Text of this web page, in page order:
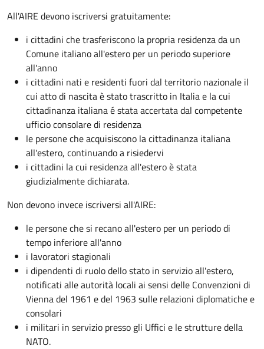
All'AIRE devono iscriversi gratuitamente:
i cittadini che trasferiscono la propria residenza da un
Comune italiano all'estero per un periodo superiore
all'anno
i cittadini nati e residenti fuori dal territorio nazionale il
cui atto di nascita è stato trascritto in Italia e la cui
cittadinanza italiana é stata accertata dal competente
ufficio consolare di residenza
le persone che acquisiscono la cittadinanza italiana
all'estero, continuando a risiedervi
i cittadini la cui residenza all'estero è stata
giudizialmente dichiarata.
Non devono invece iscriversi all'AIRE:
le persone che si recano all'estero per un periodo di
tempo inferiore all'anno
i lavoratori stagionali
i dipendenti di ruolo dello stato in servizio all'estero,
notificati alle autorità locali ai sensi delle Convenzioni di
Vienna del 1961 e del 1963 sulle relazioni diplomatiche e
consolari
i militari in servizio presso gli Uffici e le strutture della
NATO.